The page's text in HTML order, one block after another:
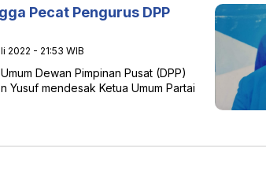
Pecat Pengurus DPP
2022 - 21:53 WIB
Dewan Pimpinan Pusat (DPP)
Yusuf mendesak Ketua Umum Partai